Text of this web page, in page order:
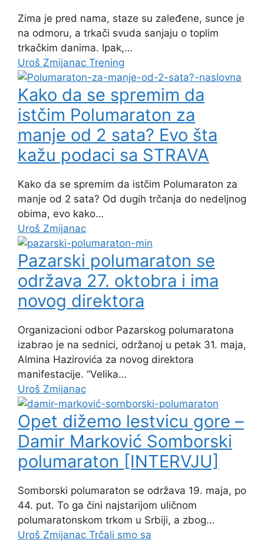
Zima je pred nama, staze su zaleđene, sunce je
na odmoru, a trkači svuda sanjaju o toplim
trkačkim danima. Ipak,…
Uroš Zmijanac Trening
Kako da se spremim da
istčim Polumaraton za
manje od 2 sata? Evo šta
kažu podaci sa STRAVA
Kako da se spremim da istčim Polumaraton za
manje od 2 sata? Od dugih trčanja do nedeljnog
obima, evo kako…
Uroš Zmijanac
Pazarski polumaraton se
održava 27. oktobra i ima
novog direktora
Organizacioni odbor Pazarskog polumaratona
izabrao je na sednici, održanoj u petak 31. maja,
Almina Hazirovića za novog direktora
manifestacije. “Velika…
Uroš Zmijanac
Opet dižemo lestvicu gore –
Damir Marković Somborski
polumaraton [INTERVJU]
Somborski polumaraton se održava 19. maja, po
44. put. To ga čini najstarijom uličnom
polumaratonskom trkom u Srbiji, a zbog…
Uroš Zmijanac Trčali smo sa